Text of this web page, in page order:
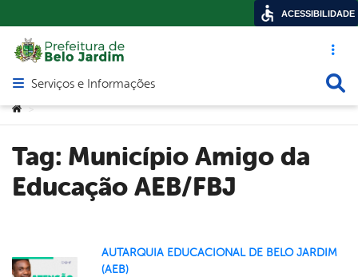
Acesso
Abrir menu principal de navegação
Serviços e Informações
Você está aqui:
>
Tag: Município Amigo da
Educação AEB/FBJ
AUTARQUIA EDUCACIONAL DE BELO JARDIM
(AEB)
ACESSIBILIDADE